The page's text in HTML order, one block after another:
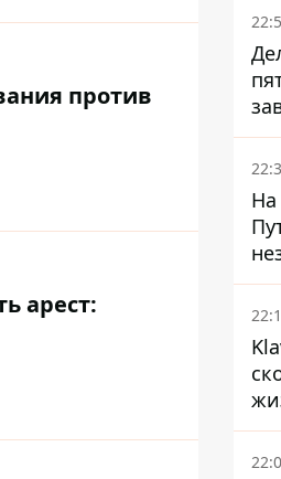
против
арест:
суд
На